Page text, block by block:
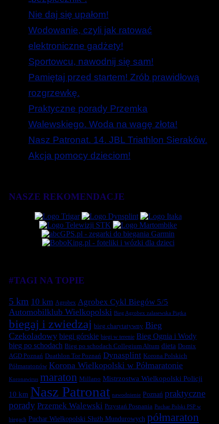
Nie daj się upałom!
Wodowanie, czyli jak ratować
elektroniczne gadżety!
Sportowcu, nawodnij się sam!
Pamiętaj przed startem! Zrób prawidłową
rozgrzewkę.
Praktyczne porady Przemka
Walewskiego. Woda na wagę złota!
Nasz Patronat. 14. JBL Triathlon Sieraków.
Akcja pomocy dzieciom!
NASZE REKOMENDACJE
#TAGI NA TOPIE
5 km 10 km Agrobex Agrobex Cykl Biegów 5/5
Automobilklub Wielkopolski Bieg Agrobex zalasewska Piątka
biegaj i zwiedzaj bieg charytatywny Bieg
Czekoladowy biegi górskie biegi w terenie Bieg Ognia i Wody
bieg po schodach Bieg po schodach Collegium Altum dieta Domix
AGD Poznań Duathlon Tor Poznań Dynasplint Korona Polskich
Półmaratonów Korona Wielkopolski w Półmaratonie
Koronawirus maraton Millano Mistrzostwa Wielkopolski Policji
10 km Nasz Patronat nawodnienie Poznań praktyczne
porady Przemek Walewski Przystań Posnania Puchar Polski PSP w
biegach Puchar Wielkopolski Służb Mundurowych półmaraton